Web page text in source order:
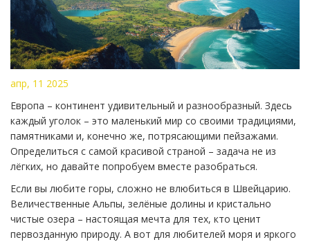
апр, 11 2025
Европа – континент удивительный и разнообразный. Здесь
каждый уголок – это маленький мир со своими традициями,
памятниками и, конечно же, потрясающими пейзажами.
Определиться с самой красивой страной – задача не из
лёгких, но давайте попробуем вместе разобраться.
Если вы любите горы, сложно не влюбиться в Швейцарию.
Величественные Альпы, зелёные долины и кристально
чистые озера – настоящая мечта для тех, кто ценит
первозданную природу. А вот для любителей моря и яркого